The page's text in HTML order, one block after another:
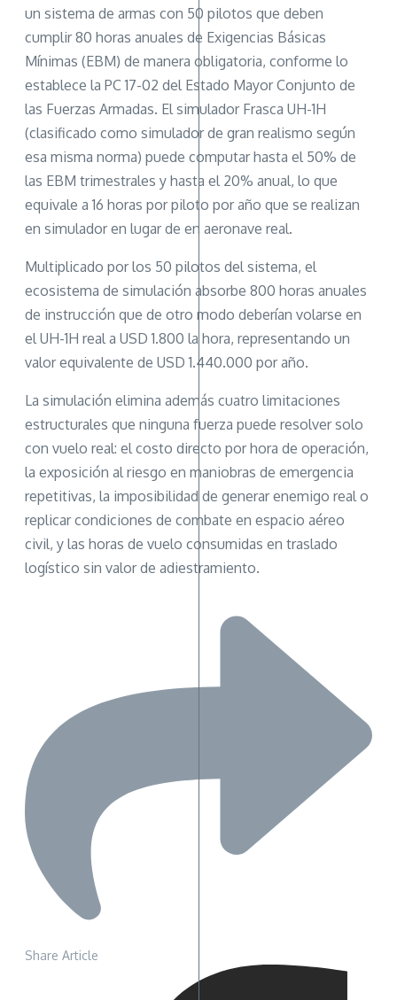
un sistema de armas con 50 pilotos que deben
cumplir 80 horas anuales de Exigencias Básicas
Mínimas (EBM) de manera obligatoria, conforme lo
establece la PC 17-02 del Estado Mayor Conjunto de
las Fuerzas Armadas. El simulador Frasca UH-1H
(clasificado como simulador de gran realismo según
esa misma norma) puede computar hasta el 50% de
las EBM trimestrales y hasta el 20% anual, lo que
equivale a 16 horas por piloto por año que se realizan
en simulador en lugar de en aeronave real.
Multiplicado por los 50 pilotos del sistema, el
ecosistema de simulación absorbe 800 horas anuales
de instrucción que de otro modo deberían volarse en
el UH-1H real a USD 1.800 la hora, representando un
valor equivalente de USD 1.440.000 por año.
La simulación elimina además cuatro limitaciones
estructurales que ninguna fuerza puede resolver solo
con vuelo real: el costo directo por hora de operación,
la exposición al riesgo en maniobras de emergencia
repetitivas, la imposibilidad de generar enemigo real o
replicar condiciones de combate en espacio aéreo
civil, y las horas de vuelo consumidas en traslado
logístico sin valor de adiestramiento.
Share Article